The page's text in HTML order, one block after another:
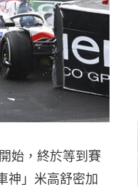
始，終於等到賽
神」米高舒密加